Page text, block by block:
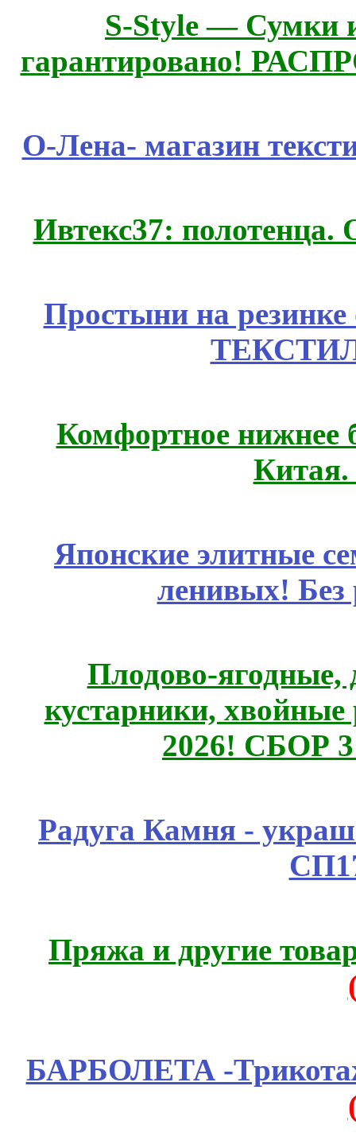
S-Style — Сумки
гарантировано!
О-Лена- магазин
Ивтекс37:
Простыни на
Комфортное нижнее
Японские элитные
ленивых!
Плодово-ягодные,
кустарники,
2026! СБОР
Радуга Камня -
Пряжа и другие
БАРБОЛЕТА -